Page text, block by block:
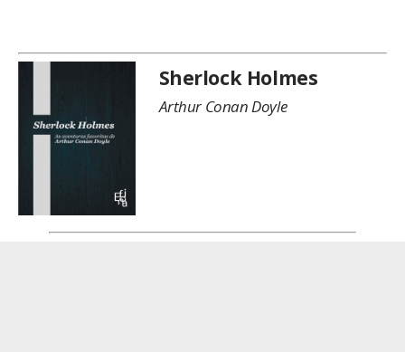
Sherlock Holmes
Arthur Conan Doyle